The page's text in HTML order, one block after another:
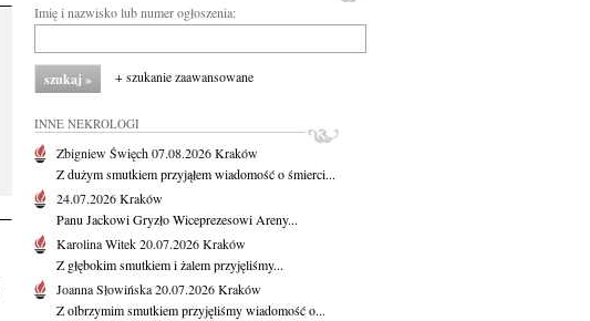
Imię i nazwisko lub numer ogłoszenia:
+ szukanie zaawansowane
INNE NEKROLOGI
Zbigniew Święch07.08.2026Kraków
Z dużym smutkiem przyjąłem wiadomość o śmierci...
24.07.2026Kraków
Panu Jackowi Gryzło Wiceprezesowi Areny...
Karolina Witek20.07.2026Kraków
Z głębokim smutkiem i żalem przyjęliśmy...
Joanna Słowińska20.07.2026Kraków
Z olbrzymim smutkiem przyjęliśmy wiadomość o...